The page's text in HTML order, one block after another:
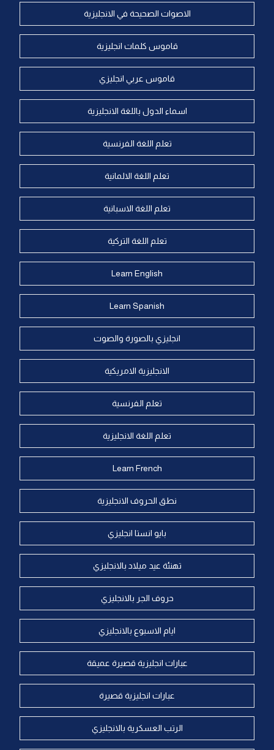
الاصوات الصحيحة في الانجليزية
قاموس كلمات انجليزية
قاموس عربي انجليزي
اسماء الدول باللغة الانجليزية
تعلم اللغة الفرنسية
تعلم اللغة الالمانية
تعلم اللغة الاسبانية
تعلم اللغة التركية
Learn English
Learn Spanish
انجليزي بالصورة والصوت
الانجليزية الامريكية
تعلم الفرنسية
تعلم اللغة الانجليزية
Learn French
نطق الحروف الانجليزية
بايو انستا انجليزي
تهنئة عيد ميلاد بالانجليزي
حروف الجر بالانجليزي
ايام الاسبوع بالانجليزي
عبارات انجليزية قصيرة عميقة
عبارات انجليزية قصيرة
الرتب العسكرية بالانجليزي